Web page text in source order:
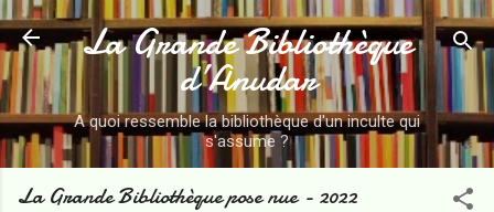
Accéder au contenu principal
La Grande Bibliothèque
d’Anudar
A quoi ressemble la bibliothèque d'un inculte qui
s'assume ?
La Grande Bibliothèque pose nue - 2022